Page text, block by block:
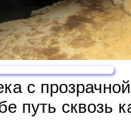
с
путь сквозь